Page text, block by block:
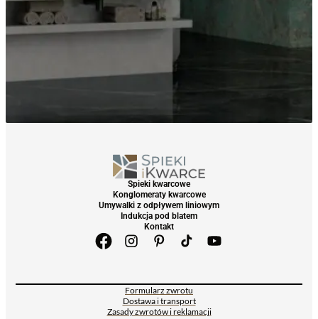
Spieki kwarcowe
Konglomeraty kwarcowe
Umywalki z odpływem liniowym
Indukcja pod blatem
Kontakt
Zasady zwrotów i reklamacji
Dostawa i transport
Formularz zwrotu